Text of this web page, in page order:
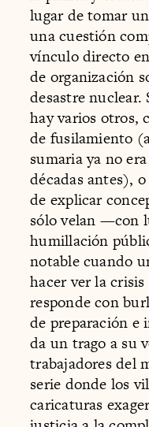
lugar de tomar
una cuestión
vínculo directo
de organización
desastre
hay varios otros,
de fusilamiento
sumaria ya no
décadas antes),
de explicar
sólo velan —con
humillación
notable cuando
hacer ver la
responde con
de preparación e
da un trago a su
trabajadores del
serie donde los
caricaturas